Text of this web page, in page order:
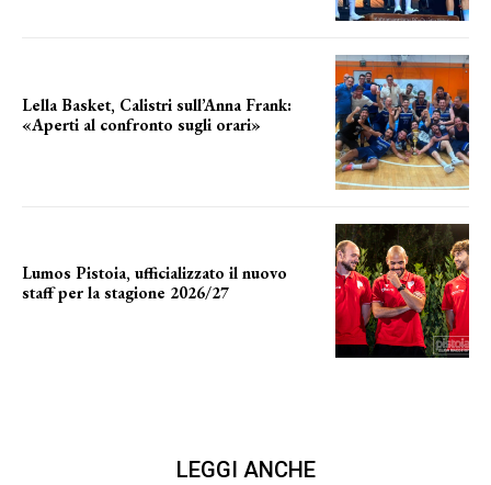
Lella Basket, Calistri sull’Anna Frank:
«Aperti al confronto sugli orari»
Lumos Pistoia, ufficializzato il nuovo
staff per la stagione 2026/27
LEGGI ANCHE